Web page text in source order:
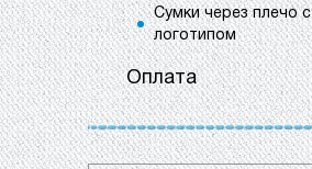
Сумки через плечо с
логотипом
Оплата